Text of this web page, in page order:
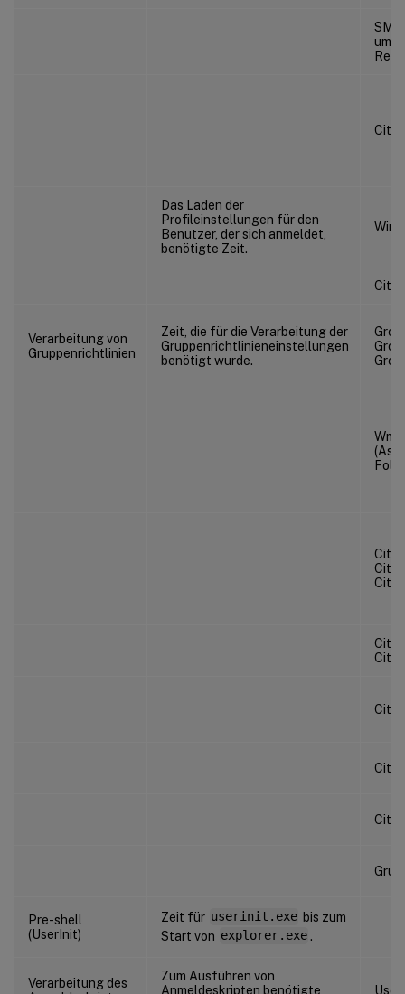
um
Das Laden der
Profileinstellungen für den
Benutzer, der sich anmeldet,
benötigte Zeit.
Verarbeitung von
Gruppenrichtlinien
Zeit, die für die Verarbeitung der
Gruppenrichtlinieneinstellungen
benötigt wurde.
Pre-shell
(UserInit)
Zeit für userinit.exe bis zum
Start von explorer.exe.
Verarbeitung des
Zum Ausführen von
Anmeldeskripten benötigte